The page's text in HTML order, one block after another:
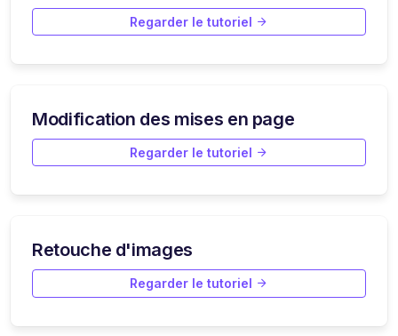
Regarder le tutoriel
Modification des mises en page
Regarder le tutoriel
Retouche d'images
Regarder le tutoriel